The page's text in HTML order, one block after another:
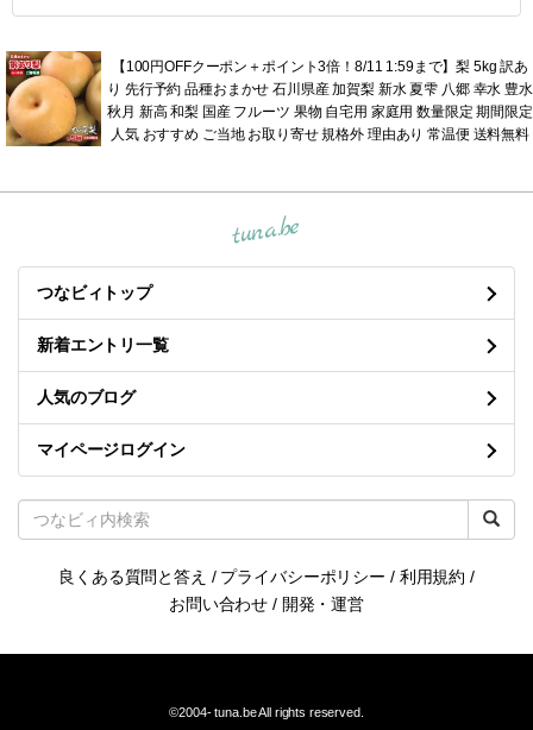
【100円OFFクーポン＋ポイント3倍！8/11 1:59まで】梨 5kg 訳あ
り 先行予約 品種おまかせ 石川県産 加賀梨 新水 夏雫 八郷 幸水 豊水
秋月 新高 和梨 国産 フルーツ 果物 自宅用 家庭用 数量限定 期間限定
人気 おすすめ ご当地 お取り寄せ 規格外 理由あり 常温便 送料無料
tuna.be
つなビィトップ
新着エントリ一覧
人気のブログ
マイページログイン
良くある質問と答え / プライバシーポリシー / 利用規約 /
お問い合わせ / 開発・運営
©2004-tuna.beAll rights reserved.